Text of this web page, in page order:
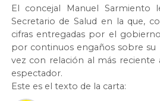
El concejal Manuel Sarmiento
Secretario de Salud en la que,
cifras entregadas por el
por continuos engaños sobre su
vez con relación al más reciente
espectador.
Este es el texto de la carta: